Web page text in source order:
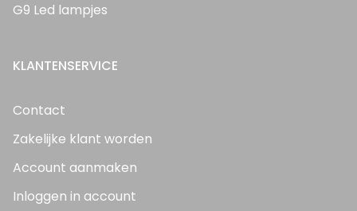
G9 Led lampjes
KLANTENSERVICE
Contact
Zakelijke klant worden
Account aanmaken
Inloggen in account